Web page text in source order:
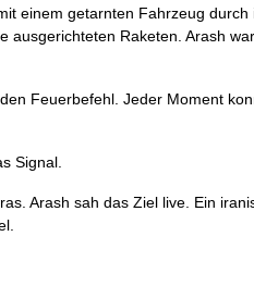
einem getarnten Fahrzeug
ausgerichteten Raketen. Arash
Feuerbefehl. Jeder Moment
Signal.
Arash sah das Ziel live. Ein